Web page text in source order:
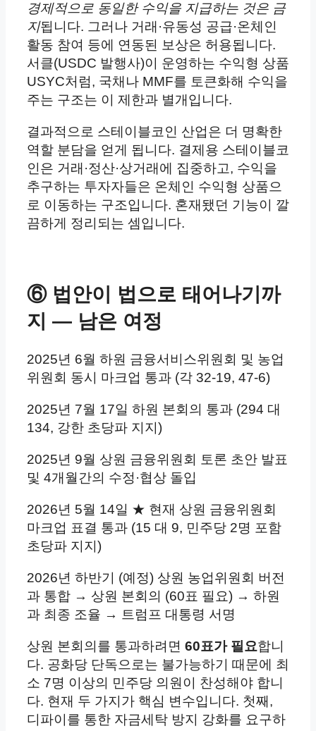
경제적으로 동일한 수익을 지급하는 것은 금
지됩니다. 그러나 거래·유동성 공급·온체인
활동 참여 등에 연동된 보상은 허용됩니다.
서클(USDC 발행사)이 운영하는 수익형 상품
USYC처럼, 국채나 MMF를 토큰화해 수익을
주는 구조는 이 제한과 별개입니다.
결과적으로 스테이블코인 산업은 더 명확한
역할 분담을 얻게 됩니다. 결제용 스테이블코
인은 거래·정산·상거래에 집중하고, 수익을
추구하는 투자자들은 온체인 수익형 상품으
로 이동하는 구조입니다. 혼재됐던 기능이 깔
끔하게 정리되는 셈입니다.
⑥ 법안이 법으로 태어나기까
지 — 남은 여정
2025년 6월 하원 금융서비스위원회 및 농업
위원회 동시 마크업 통과 (각 32-19, 47-6)
2025년 7월 17일 하원 본회의 통과 (294 대
134, 강한 초당파 지지)
2025년 9월 상원 금융위원회 토론 초안 발표
및 4개월간의 수정·협상 돌입
2026년 5월 14일 ★ 현재 상원 금융위원회
마크업 표결 통과 (15 대 9, 민주당 2명 포함
초당파 지지)
2026년 하반기 (예정) 상원 농업위원회 버전
과 통합 → 상원 본회의 (60표 필요) → 하원
과 최종 조율 → 트럼프 대통령 서명
상원 본회의를 통과하려면 60표가 필요합니
다. 공화당 단독으로는 불가능하기 때문에 최
소 7명 이상의 민주당 의원이 찬성해야 합니
다. 현재 두 가지가 핵심 변수입니다. 첫째,
디파이를 통한 자금세탁 방지 강화를 요구하